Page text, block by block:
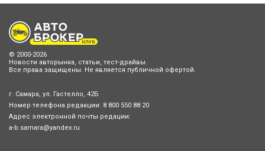
© 2000-2026
Новости авторынка, статьи, тест-драйвы.
Все права защищены. Не является публичной офертой.
г. Самара, ул. Гастелло, 42Б
Номер телефона редакции: 8 800 550 88 20
Адрес электронной почты редации:
a-b.samara@yandex.ru